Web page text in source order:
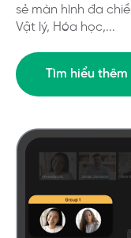
sẻ màn hình đa
Vật lý, Hóa học,...
Tìm hiểu thêm